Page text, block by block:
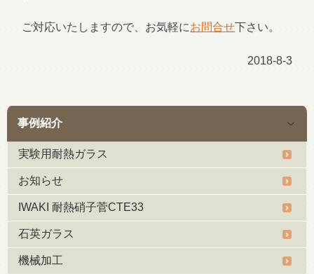
事例紹介
実験用耐熱ガラス
お知らせ
IWAKI 耐熱硝子菅CTE33
石英ガラス
機械加工
ご対応いたしますので、お気軽にお問合せ下さい。
2018-8-3